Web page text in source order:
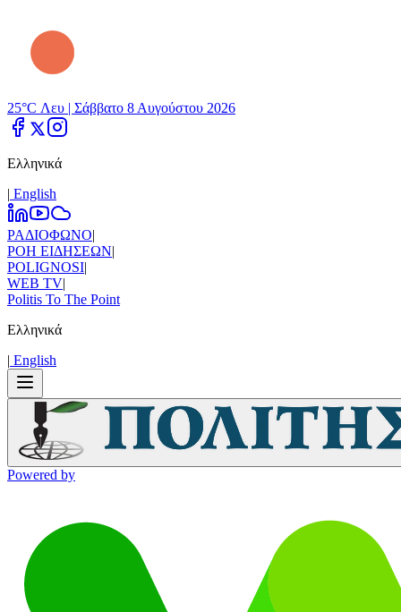
25°C Λευ | Σάββατο 8 Αυγούστου 2026
Ελληνικά
| Εnglish
ΡΑΔΙΟΦΩΝΟ|
ΡΟΗ ΕΙΔΗΣΕΩΝ|
POLIGNOSI|
WEB TV|
Politis To The Point
Ελληνικά
| Εnglish
Powered by